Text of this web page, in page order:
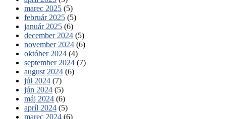
marec 2025 (5)
február 2025 (5)
január 2025 (6)
december 2024 (5)
november 2024 (6)
október 2024 (4)
september 2024 (7)
august 2024 (6)
júl 2024 (7)
jún 2024 (5)
máj 2024 (6)
apríl 2024 (5)
marec 2024 (6)